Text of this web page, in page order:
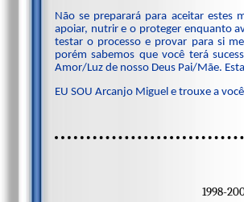
Não se preparará para aceitar estes
apoiar, nutrir e o proteger enquanto
testar o processo e provar para si
porém sabemos que você terá
Amor/Luz de nosso Deus Pai/Mãe.
EU SOU Arcanjo Miguel e trouxe a
1998-